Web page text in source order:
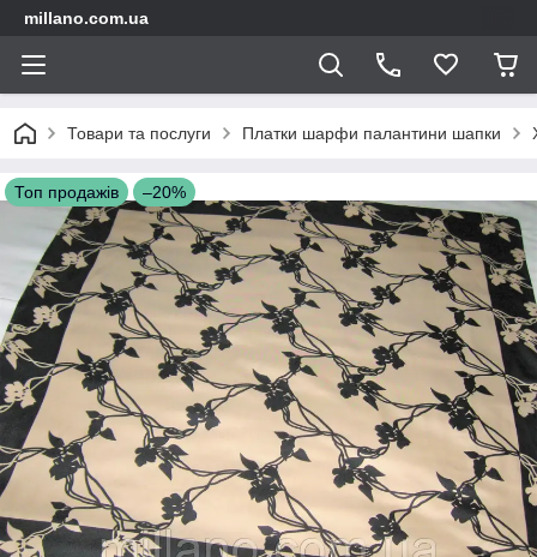
millano.com.ua
Товари та послуги Платки шарфи палантини шапки
Топ продажів –20%